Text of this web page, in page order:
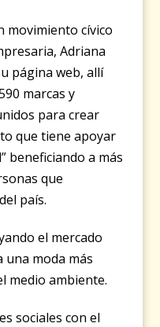
movimiento cívico
Adriana
página web, allí
marcas y
para crear
que tiene apoyar
beneficiando a más
que
país.
el mercado
moda más
medio ambiente.
sociales con el